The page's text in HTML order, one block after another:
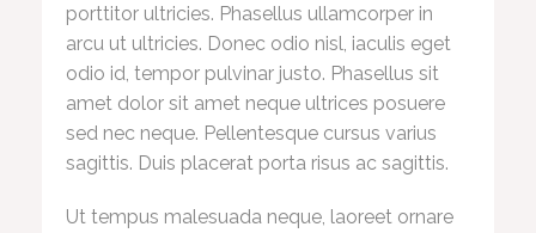
porttitor ultricies. Phasellus ullamcorper in
arcu ut ultricies. Donec odio nisl, iaculis eget
odio id, tempor pulvinar justo. Phasellus sit
amet dolor sit amet neque ultrices posuere
sed nec neque. Pellentesque cursus varius
sagittis. Duis placerat porta risus ac sagittis.
Ut tempus malesuada neque, laoreet ornare